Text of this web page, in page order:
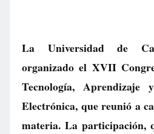
La Universidad de
organizado el XVII
Tecnología,
Electrónica, que reunió a
materia. La participación,